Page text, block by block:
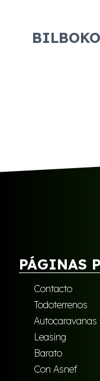
PÁGINAS
Contacto
Todoterrenos
Autocaravanas
Leasing
Barato
Con Asnef